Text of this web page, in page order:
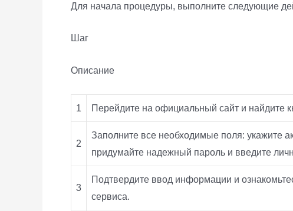
Для начала процедуры, выполните следующие
Шаг
Описание
1 Перейдите на официальный сайт и найдите
2
Заполните все необходимые поля: укажите
придумайте надежный пароль и введите
3
Подтвердите ввод информации и
сервиса.